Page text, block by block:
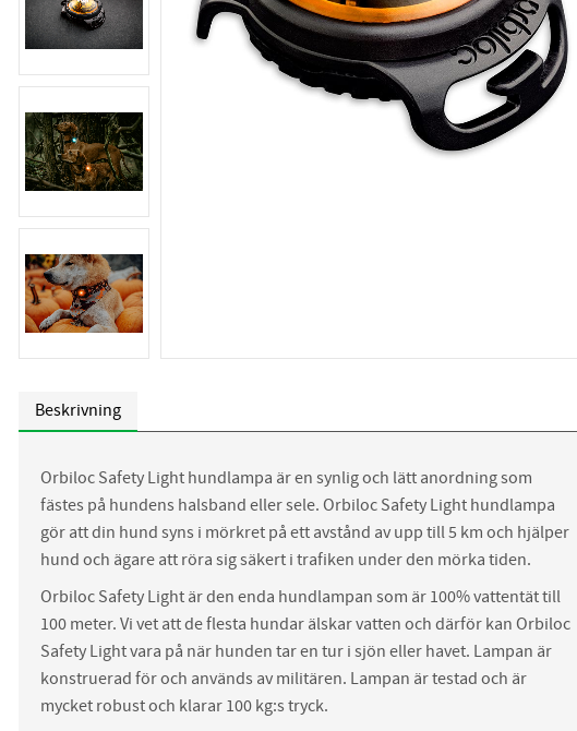
Beskrivning
Orbiloc Safety Light hundlampa är en synlig och lätt anordning som
fästes på hundens halsband eller sele. Orbiloc Safety Light hundlampa
gör att din hund syns i mörkret på ett avstånd av upp till 5 km och hjälper
hund och ägare att röra sig säkert i trafiken under den mörka tiden.
Orbiloc Safety Light är den enda hundlampan som är 100% vattentät till
100 meter. Vi vet att de flesta hundar älskar vatten och därför kan Orbiloc
Safety Light vara på när hunden tar en tur i sjön eller havet. Lampan är
konstruerad för och används av militären. Lampan är testad och är
mycket robust och klarar 100 kg:s tryck.